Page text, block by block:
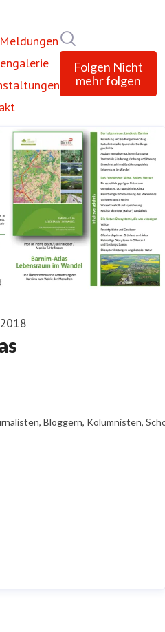
Folgen Nicht
mehr folgen
Bloggern, Kolumnisten,